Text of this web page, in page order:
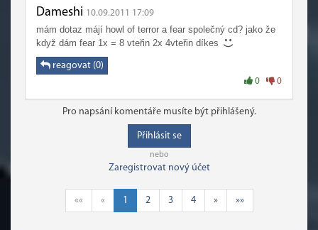
Dameshi 10.09.2011 17:09
mám dotaz májí howl of terror a fear společný cd? jako že
když dám fear 1x = 8 vteřin 2x 4vteřin díkes
reagovat (0)
0 0
Pro napsání komentáře musíte být přihlášený.
Přihlásit se
nebo
Zaregistrovat nový účet
«« « 1 2 3 4 » »»